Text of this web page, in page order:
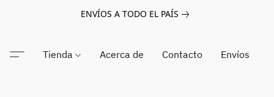
ENVÍOS A TODO EL PAÍS
Tienda Acerca de Contacto Envíos